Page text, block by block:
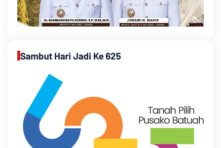
Sambut Hari Jadi Ke 625